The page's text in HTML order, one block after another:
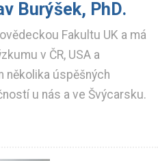
Burýšek, PhD.
Fakultu UK a má
v ČR, USA a
několika úspěšných
u nás a ve Švýcarsku.